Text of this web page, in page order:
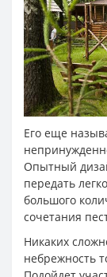
Его еще
Опытный
передать
большого
сочетания
Никаких
небрежность